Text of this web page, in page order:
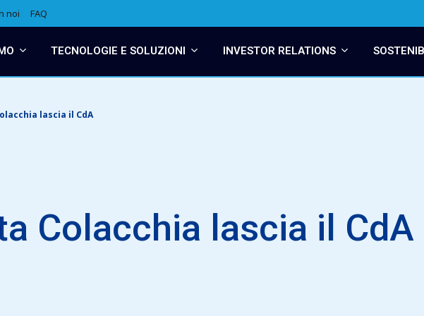
noi FAQ
TECNOLOGIE E SOLUZIONI INVESTOR RELATIONS
lascia il CdA
Colacchia lascia il CdA